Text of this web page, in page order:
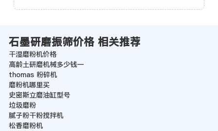
石墨研磨振筛价格 相关推荐
干湿磨粉机价格
高龄土研磨机械多少钱一
thomas 粉碎机
磨粉机哪里买
史密斯立磨油缸型号
垃圾磨粉
腻子粉干粉搅拌机
松香磨粉机